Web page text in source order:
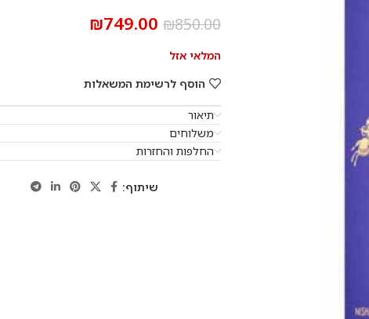
₪850.00
₪749.00
המלאי אזל
הוסף לרשימת המשאלות
תיאור
משלוחים
החלפות והחזרות
שיתוף: